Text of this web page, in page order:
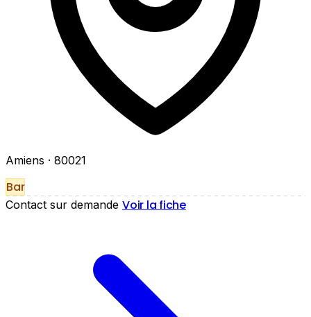
Amiens · 80021
Bar
Contact sur demande Voir la fiche